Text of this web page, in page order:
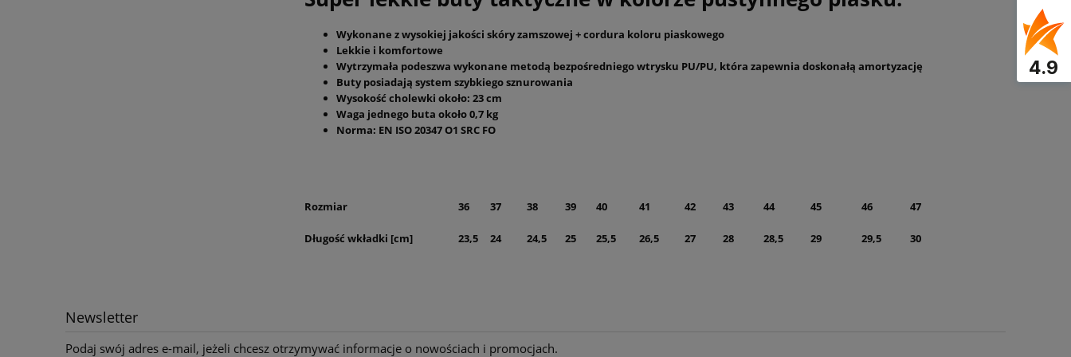
płatności
Wykonane z wysokiej jakości skóry zamszowej + cordura koloru piaskowego
Lekkie i komfortowe
Wytrzymała podeszwa wykonane metodą bezpośredniego wtrysku PU/PU, która zapewnia doskonałą amortyzację
Buty posiadają system szybkiego sznurowania
Wysokość cholewki około: 23 cm
Waga jednego buta około 0,7 kg
Norma: EN ISO 20347 O1 SRC FO
Rozmiar 36 37 38 39 40 41 42 43 44 45 46 47
Długość wkładki [cm] 23,5 24 24,5 25 25,5 26,5 27 28 28,5 29 29,5 30
Newsletter
Podaj swój adres e-mail, jeżeli chcesz otrzymywać informacje o nowościach i promocjach.
4.9